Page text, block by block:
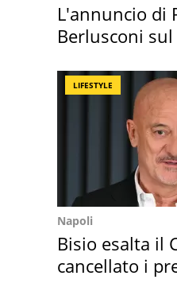
L'annuncio di
Berlusconi
LIFESTYLE
Napoli
Bisio esalta il
cancellato i